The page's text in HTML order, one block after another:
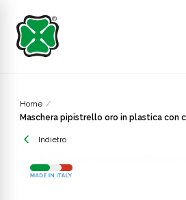
Home
Maschera pipistrello oro in plastica
Indietro